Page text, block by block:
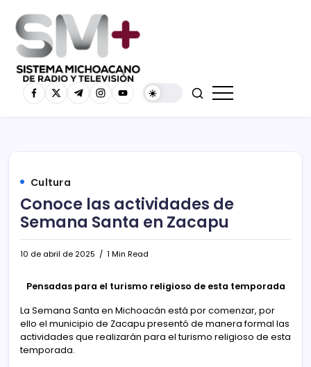
Cultura
Conoce las actividades de
Semana Santa en Zacapu
10 de abril de 2025 1 Min Read
Pensadas para el turismo religioso de esta temporada
La Semana Santa en Michoacán está por comenzar, por
ello el municipio de Zacapu presentó de manera formal las
actividades que realizarán para el turismo religioso de esta
temporada.